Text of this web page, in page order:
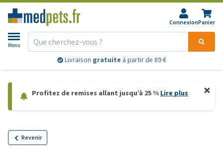
ConnexionPanier
Menu
Livraison gratuite à partir de 89 €
Profitez de remises allant jusqu’à 25 % Lire plus
Revenir